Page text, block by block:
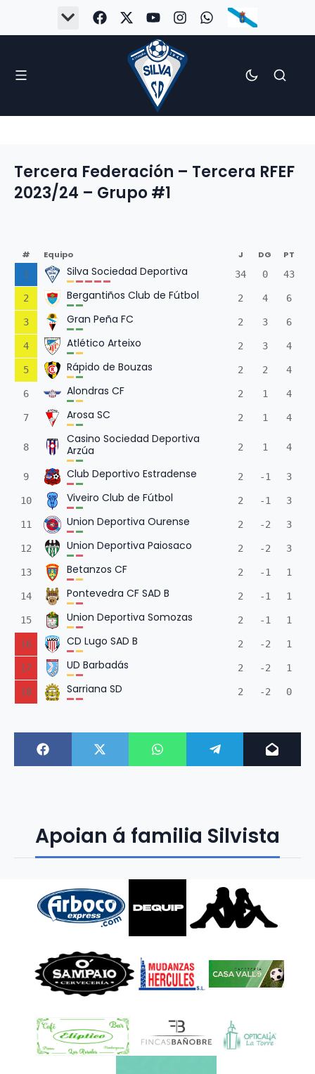
Tercera Federación – Tercera RFEF
2023/24 – Grupo #1
# Equipo J DG
PT
1
Silva Sociedad Deportiva 34 0 43
2 Bergantiños Club de Fútbol 2 4 6
3 Gran Peña FC 2 3 6
4 Atlético Arteixo 2 3 4
5 Rápido de Bouzas 2 2 4
6 Alondras CF 2 1 4
7 Arosa SC 2 1 4
8
Casino Sociedad Deportiva
Arzúa
2 1 4
9 Club Deportivo Estradense 2 -1 3
10 Viveiro Club de Fútbol 2 -1 3
11 Union Deportiva Ourense 2 -2 3
12 Union Deportiva Paiosaco 2 -2 3
13 Betanzos CF 2 -1 1
14 Pontevedra CF SAD B 2 -1 1
15 Union Deportiva Somozas 2 -1 1
16 CD Lugo SAD B 2 -2 1
17 UD Barbadás 2 -2 1
18 Sarriana SD 2 -2 0
Apoian á familia Silvista